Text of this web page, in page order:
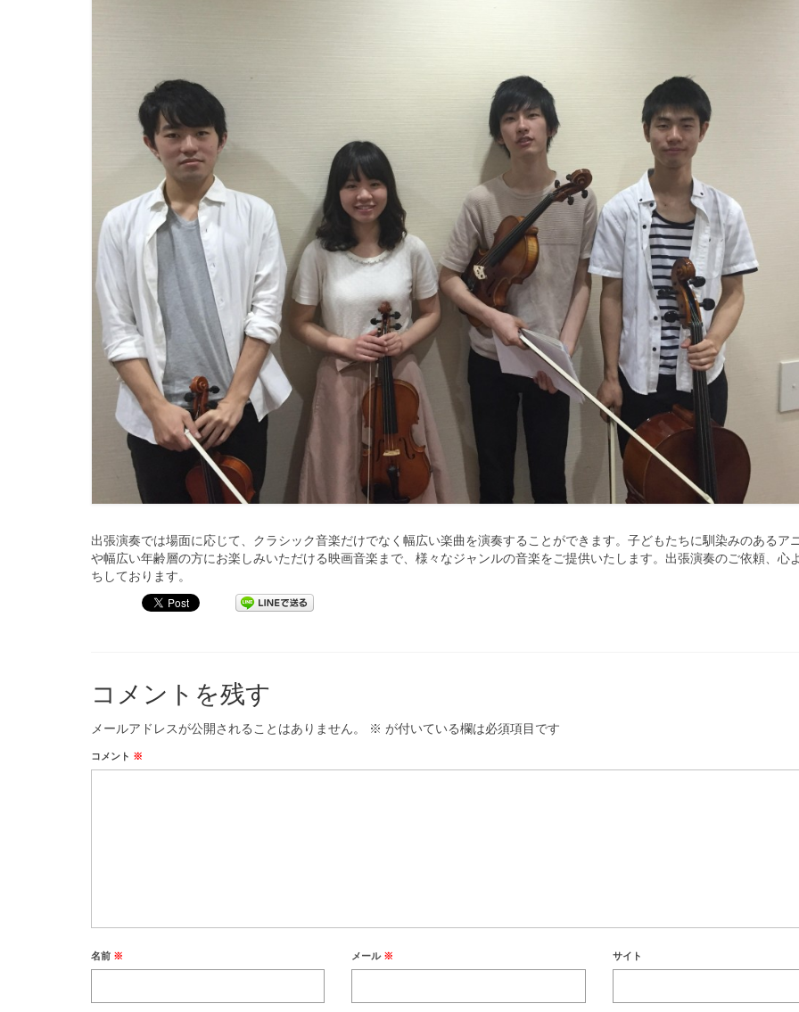
出張演奏では場面に応じて、 クラシック音楽だけでなく幅広い楽曲を演奏することができます。 子どもたちに馴染みのあるア
や幅広い年齢層の方にお楽しみいただける映画音楽まで、 様々なジャンルの音楽をご提供いたします。出張演奏のご依頼、 心
ちしております。
コメントを残す
メールアドレスが公開されることはありません。 ※ が付いている欄は必須項目です
コメント ※
名前 ※ メール ※ サイト